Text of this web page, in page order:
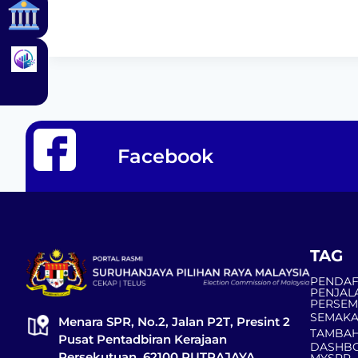
Facebook
Menara SPR, No.2, Jalan P2T, Presint 2
Pusat Pentadbiran Kerajaan
TAG